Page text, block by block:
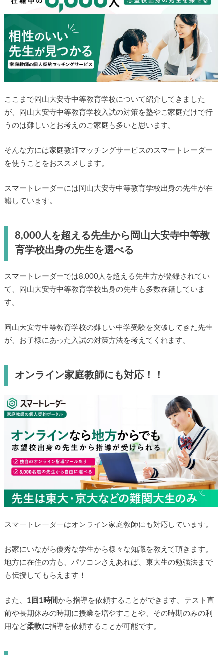
ここまで岡山大安寺中等教育学校について紹介してきました
が、岡山大安寺中等教育学校入試の対策を塾やご家庭だけで行
うのは難しいとお考えのご家庭も多いと思います。
そんな方には家庭教師マッチングサービスのスマートレーダー
を使うことをおススメします。
スマートレーダーには岡山大安寺中等教育学校出身の先生が在
籍しています。
8,000人を超える先生から岡山大安寺中等教
育学校出身の先生を選べる
スマートレーダーでは8,000人を超える先生方が登録されてい
て、岡山大安寺中等教育学校出身の先生も多数在籍していま
す。
岡山大安寺中等教育学校の難しい中学受験を突破してきた先生
が、お子様にあった入試の対策方法を考えてくれます。
オンライン家庭教師にも対応！！
スマートレーダーはオンライン家庭教師にも対応しています。
お家にいながら優秀な学生から様々な知識を教えて頂きます。
地方に在住の方も、パソコンさえあれば、東大生の勉強法まで
も伝授してもらえます！
また、 1回1時間から指導を依頼することができます。テスト直
前や長期休みの時期に授業を増やすことや、その時期のみの利
用など柔軟に指導を依頼することが可能です。